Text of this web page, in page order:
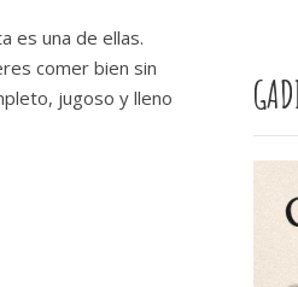
es una de ellas.
comer bien sin
jugoso y lleno